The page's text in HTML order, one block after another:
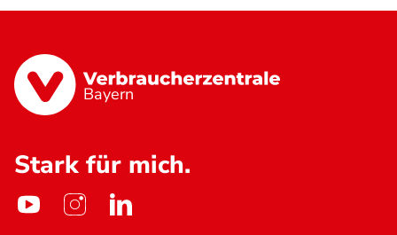
Bayern
Stark für mich.